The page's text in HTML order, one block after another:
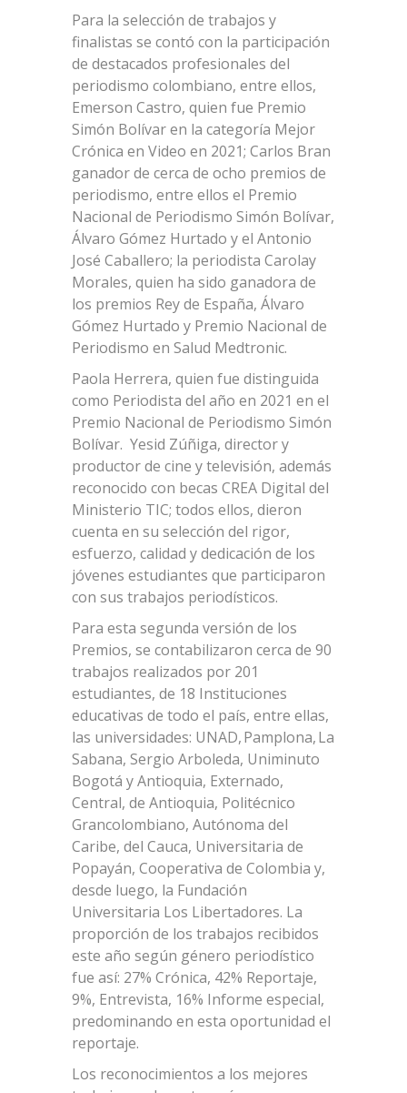
Para la selección de trabajos y
finalistas se contó con la participación
de destacados profesionales del
periodismo colombiano, entre ellos,
Emerson Castro, quien fue Premio
Simón Bolívar en la categoría Mejor
Crónica en Video en 2021; Carlos Bran
ganador de cerca de ocho premios de
periodismo, entre ellos el Premio
Nacional de Periodismo Simón Bolívar,
Álvaro Gómez Hurtado y el Antonio
José Caballero; la periodista Carolay
Morales, quien ha sido ganadora de
los premios Rey de España, Álvaro
Gómez Hurtado y Premio Nacional de
Periodismo en Salud Medtronic.
Paola Herrera, quien fue distinguida
como Periodista del año en 2021 en el
Premio Nacional de Periodismo Simón
Bolívar. Yesid Zúñiga, director y
productor de cine y televisión, además
reconocido con becas CREA Digital del
Ministerio TIC; todos ellos, dieron
cuenta en su selección del rigor,
esfuerzo, calidad y dedicación de los
jóvenes estudiantes que participaron
con sus trabajos periodísticos.
Para esta segunda versión de los
Premios, se contabilizaron cerca de 90
trabajos realizados por 201
estudiantes, de 18 Instituciones
educativas de todo el país, entre ellas,
las universidades: UNAD, Pamplona, La
Sabana, Sergio Arboleda, Uniminuto
Bogotá y Antioquia, Externado,
Central, de Antioquia, Politécnico
Grancolombiano, Autónoma del
Caribe, del Cauca, Universitaria de
Popayán, Cooperativa de Colombia y,
desde luego, la Fundación
Universitaria Los Libertadores. La
proporción de los trabajos recibidos
este año según género periodístico
fue así: 27% Crónica, 42% Reportaje,
9%, Entrevista, 16% Informe especial,
predominando en esta oportunidad el
reportaje.
Los reconocimientos a los mejores